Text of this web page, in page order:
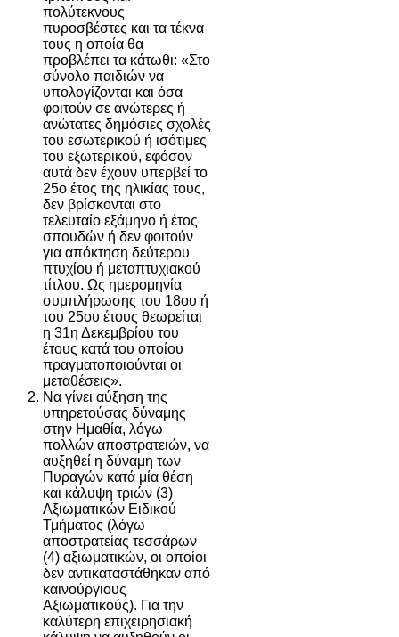
πολύτεκνους
πυροσβέστες και τα τέκνα
τους η οποία θα
προβλέπει τα κάτωθι: «Στο
σύνολο παιδιών να
υπολογίζονται και όσα
φοιτούν σε ανώτερες ή
ανώτατες δημόσιες σχολές
του εσωτερικού ή ισότιμες
του εξωτερικού, εφόσον
αυτά δεν έχουν υπερβεί το
25ο έτος της ηλικίας τους,
δεν βρίσκονται στο
τελευταίο εξάμηνο ή έτος
σπουδών ή δεν φοιτούν
για απόκτηση δεύτερου
πτυχίου ή μεταπτυχιακού
τίτλου. Ως ημερομηνία
συμπλήρωσης του 18ου ή
του 25ου έτους θεωρείται
η 31η Δεκεμβρίου του
έτους κατά του οποίου
πραγματοποιούνται οι
μεταθέσεις».
Να γίνει αύξηση της
υπηρετούσας δύναμης
στην Ημαθία, λόγω
πολλών αποστρατειών, να
αυξηθεί η δύναμη των
Πυραγών κατά μία θέση
και κάλυψη τριών (3)
Αξιωματικών Ειδικού
Τμήματος (λόγω
αποστρατείας τεσσάρων
(4) αξιωματικών, οι οποίοι
δεν αντικαταστάθηκαν από
καινούργιους
Αξιωματικούς). Για την
καλύτερη επιχειρησιακή